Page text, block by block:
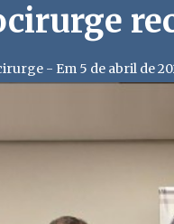
- Em 5 de abril de